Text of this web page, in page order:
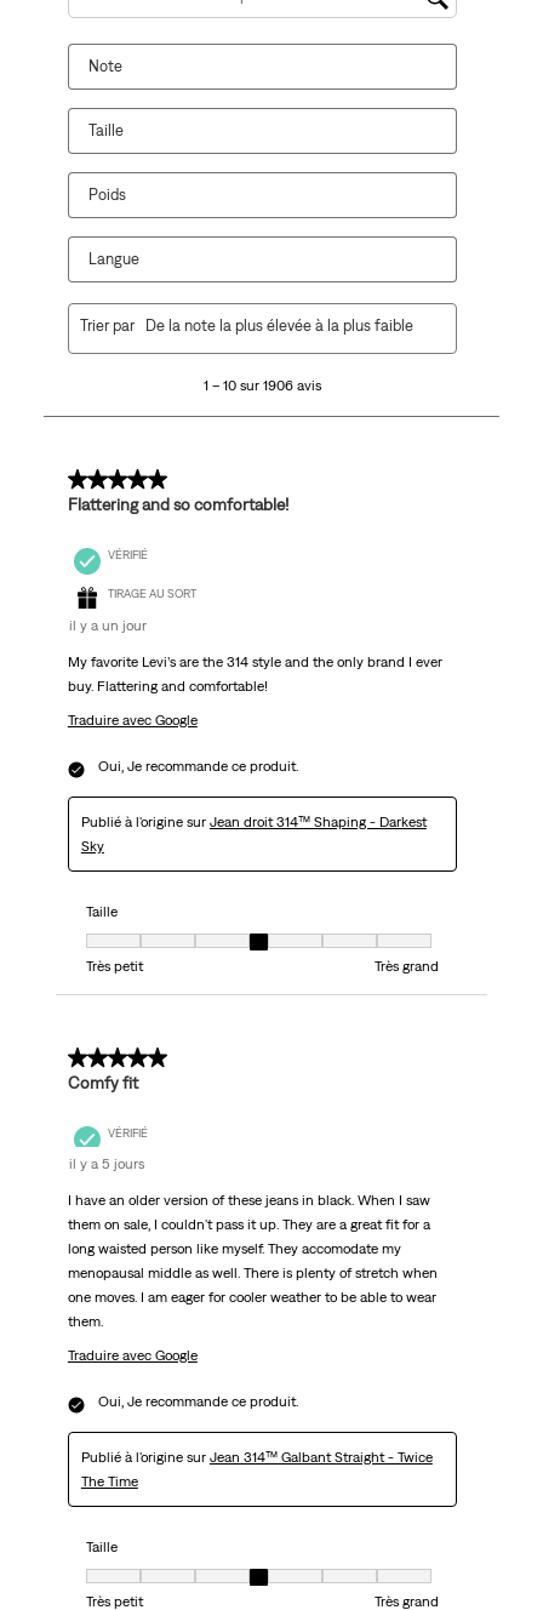
Zone de recherche de sujet et d'avis
Note
Taille
Poids
Langue
1906
1 – 10 sur 1906 avis
Trier par De la note la plus élevée à la plus faible
5 sur 5 étoiles.
Flattering and so comfortable!
VÉRIFIÉ
TIRAGE AU SORT
il y a un jour
My favorite Levi’s are the 314 style and the only brand I ever
buy. Flattering and comfortable!
Traduire avec Google
Oui, Je recommande ce produit.
Publié à l'origine sur Jean droit 314™ Shaping - Darkest
Sky
Taille
Taille, 4 sur 7, où 1 est égal à Très petit et 7 est égal à Très grand
Très petit
Très grand
5 sur 5 étoiles.
Comfy fit
VÉRIFIÉ
il y a 5 jours
I have an older version of these jeans in black. When I saw
them on sale, I couldn't pass it up. They are a great fit for a
long waisted person like myself. They accomodate my
menopausal middle as well. There is plenty of stretch when
one moves. I am eager for cooler weather to be able to wear
them.
Traduire avec Google
Oui, Je recommande ce produit.
Publié à l'origine sur Jean 314™ Galbant Straight - Twice
The Time
Taille
Taille, 4 sur 7, où 1 est égal à Très petit et 7 est égal à Très grand
Très petit
Très grand